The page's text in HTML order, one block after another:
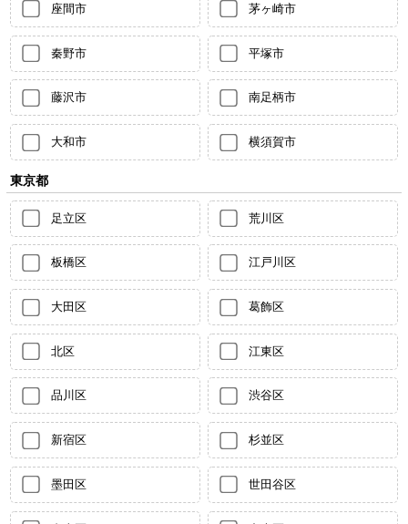
座間市 茅ヶ崎市
秦野市 平塚市
藤沢市 南足柄市
大和市 横須賀市
東京都
足立区 荒川区
板橋区 江戸川区
大田区 葛飾区
北区 江東区
品川区 渋谷区
新宿区 杉並区
墨田区 世田谷区